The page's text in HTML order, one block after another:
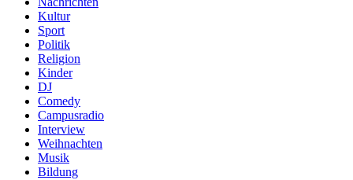
Kultur
Sport
Politik
Religion
Kinder
DJ
Comedy
Campusradio
Interview
Weihnachten
Musik
Bildung